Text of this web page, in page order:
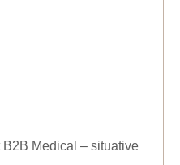
Medical – situative